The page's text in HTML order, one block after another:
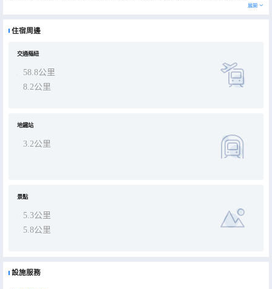
展開
住宿周邊
交通樞紐
58.8公里
8.2公里
地鐵站
3.2公里
景點
5.3公里
5.8公里
設施服務